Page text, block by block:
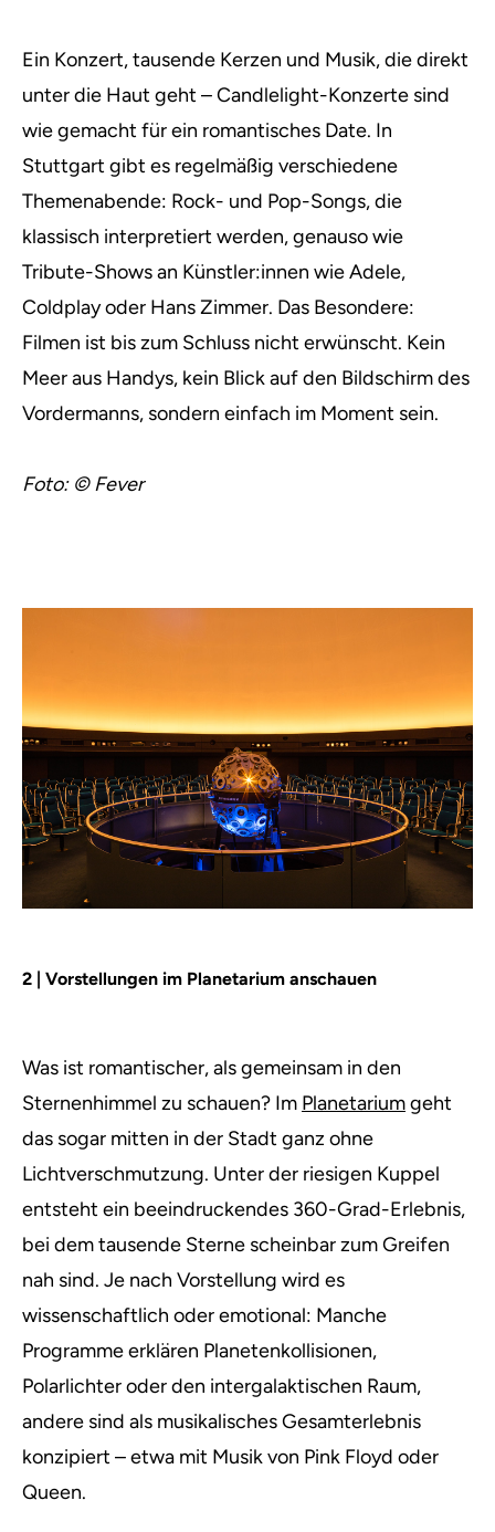
Ein Konzert, tausende Kerzen und Musik, die direkt
unter die Haut geht – Candlelight-Konzerte sind
wie gemacht für ein romantisches Date. In
Stuttgart gibt es regelmäßig verschiedene
Themenabende: Rock- und Pop-Songs, die
klassisch interpretiert werden, genauso wie
Tribute-Shows an Künstler:innen wie Adele,
Coldplay oder Hans Zimmer. Das Besondere:
Filmen ist bis zum Schluss nicht erwünscht. Kein
Meer aus Handys, kein Blick auf den Bildschirm des
Vordermanns, sondern einfach im Moment sein.
Foto: © Fever
2 | Vorstellungen im Planetarium anschauen
Was ist romantischer, als gemeinsam in den
Sternenhimmel zu schauen? Im Planetariumgeht
das sogar mitten in der Stadt ganz ohne
Lichtverschmutzung. Unter der riesigen Kuppel
entsteht ein beeindruckendes 360-Grad-Erlebnis,
bei dem tausende Sterne scheinbar zum Greifen
nah sind. Je nach Vorstellung wird es
wissenschaftlich oder emotional: Manche
Programme erklären Planetenkollisionen,
Polarlichter oder den intergalaktischen Raum,
andere sind als musikalisches Gesamterlebnis
konzipiert – etwa mit Musik von Pink Floyd oder
Queen.